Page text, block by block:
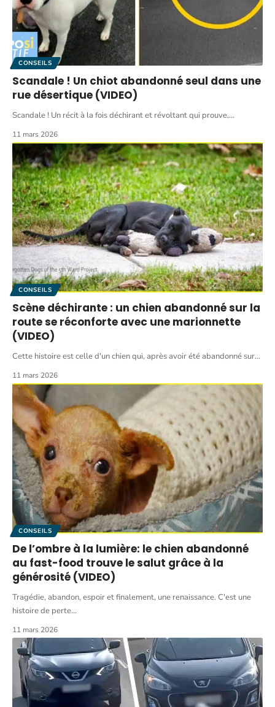
CONSEILS
Scandale ! Un chiot abandonné seul dans une
rue désertique (VIDEO)
Scandale ! Un récit à la fois déchirant et révoltant qui prouve,…
11 mars 2026
CONSEILS
Scène déchirante : un chien abandonné sur la
route se réconforte avec une marionnette
(VIDEO)
Cette histoire est celle d'un chien qui, après avoir été abandonné sur…
11 mars 2026
CONSEILS
De l’ombre à la lumière: le chien abandonné
au fast-food trouve le salut grâce à la
générosité (VIDEO)
Tragédie, abandon, espoir et finalement, une renaissance. C'est une
histoire de perte…
11 mars 2026